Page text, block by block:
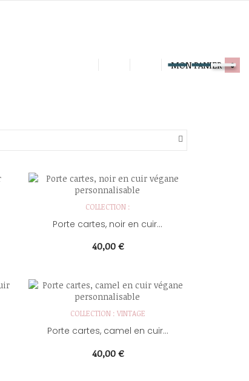
MON PANIER 0
COLLECTION :
Porte cartes, noir en cuir...
Prix
40,00 €
COLLECTION : VINTAGE
Porte cartes, camel en cuir...
Prix
40,00 €